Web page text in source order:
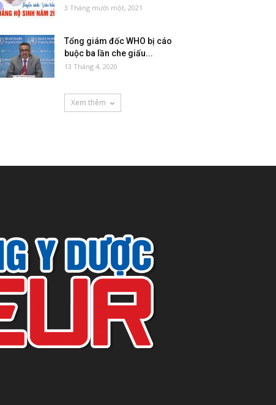
3 Tháng mười một, 2021
Tổng giám đốc WHO bị cáo
buộc ba lần che giấu...
13 Tháng 4, 2020
Xem thêm